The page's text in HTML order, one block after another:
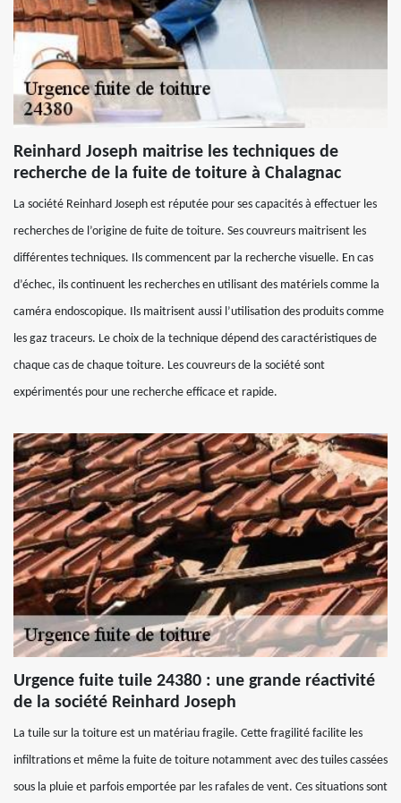
Reinhard Joseph maitrise les techniques de
recherche de la fuite de toiture à Chalagnac
La société Reinhard Joseph est réputée pour ses capacités à effectuer les
recherches de l’origine de fuite de toiture. Ses couvreurs maitrisent les
différentes techniques. Ils commencent par la recherche visuelle. En cas
d’échec, ils continuent les recherches en utilisant des matériels comme la
caméra endoscopique. Ils maitrisent aussi l’utilisation des produits comme
les gaz traceurs. Le choix de la technique dépend des caractéristiques de
chaque cas de chaque toiture. Les couvreurs de la société sont
expérimentés pour une recherche efficace et rapide.
Urgence fuite tuile 24380 : une grande réactivité
de la société Reinhard Joseph
La tuile sur la toiture est un matériau fragile. Cette fragilité facilite les
infiltrations et même la fuite de toiture notamment avec des tuiles cassées
sous la pluie et parfois emportée par les rafales de vent. Ces situations sont